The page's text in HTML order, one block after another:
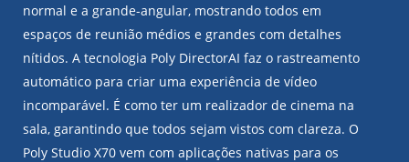
normal e a grande-angular, mostrando todos em
espaços de reunião médios e grandes com detalhes
nítidos. A tecnologia Poly DirectorAI faz o rastreamento
automático para criar uma experiência de vídeo
incomparável. É como ter um realizador de cinema na
sala, garantindo que todos sejam vistos com clareza. O
Poly Studio X70 vem com aplicações nativas para os